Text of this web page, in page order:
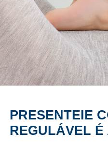
PRESENTEIE
REGULÁVEL É